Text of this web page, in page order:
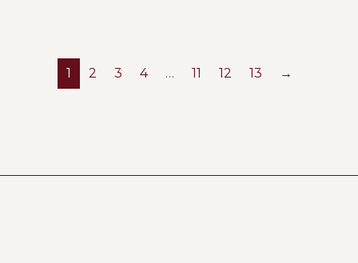
1 2 3 4 … 11 12 13 →